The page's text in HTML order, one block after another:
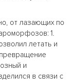
от лазающих по
1.
летать и
и
в связи с